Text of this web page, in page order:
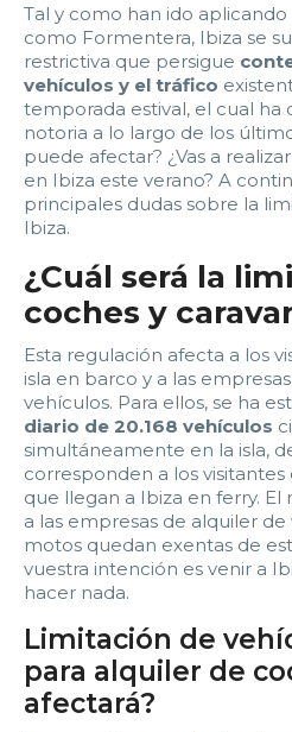
Tal y como han ido aplicando
como Formentera, Ibiza se
restrictiva que persigue
vehículos y el tráfico
temporada estival, el cual ha
notoria a lo largo de los
puede afectar? ¿Vas a
en Ibiza este verano? A
principales dudas sobre la
Ibiza.
¿Cuál será la
coches y
Esta regulación afecta a los
isla en barco y a las
vehículos. Para ellos, se ha
diario de 20.168 vehículos
simultáneamente en la isla,
corresponden a los
que llegan a Ibiza en ferry. El
a las empresas de alquiler de
motos quedan exentas de
vuestra intención es venir a
hacer nada.
Limitación de
para alquiler de
afectará?
0:00 0:30 1:00
2:00 2:30 3:00
4:00 4:30 5:00
6:00
8:00 8:30 9:00
10:00 10:30
12:00 12:30
14:00 14:30
16:00 16:30
18:00 18:30
20:00 20:30
22:00 22:30